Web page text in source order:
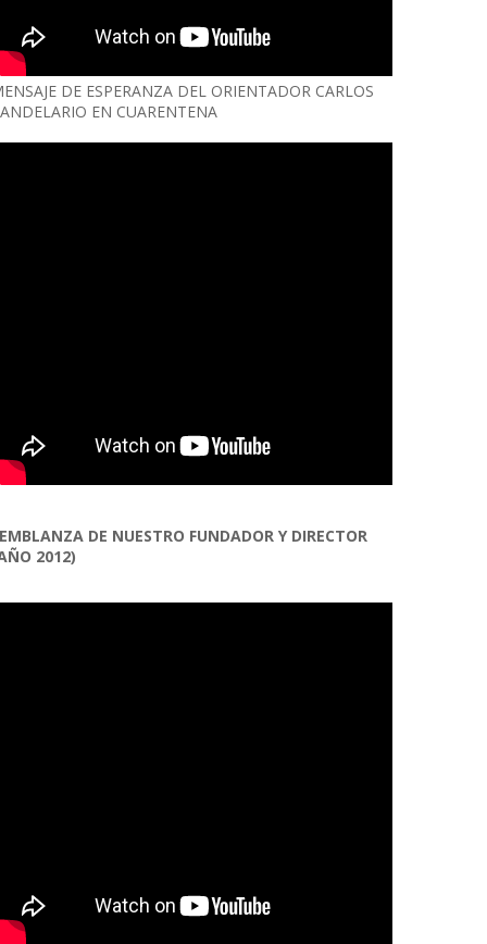
DE ESPERANZA DEL ORIENTADOR CARLOS
EN CUARENTENA
DE NUESTRO FUNDADOR Y DIRECTOR
2012)